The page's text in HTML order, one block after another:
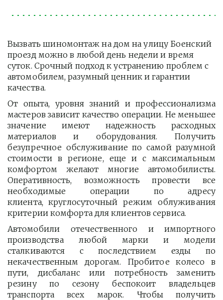
Вызвать шиномонтаж на дом на улицу Боенский
проезд можно в любой день недели и время
суток. Срочный подход к устранению проблем с
автомобилем, разумный ценник и гарантии
качества.
От опыта, уровня знаний и профессионализма
мастеров зависит качество операции. Не меньшее
значение имеют надежность расходных
материалов и оборудования. Получить
безупречное обслуживание по самой разумной
стоимости в регионе, еще и с максимальным
комфортом желают многие автомобилисты.
Оперативность, возможность провести все
необходимые операции по адресу
клиента, круглосуточный режим облуживания
критерии комфорта для клиентов сервиса.
Автомобили отечественного и импортного
производства любой марки и модели
сталкиваются с последствием езды по
некачественным дорогам. Пробитое колесо в
пути, дисбаланс или потребность заменить
резину по сезону беспокоит владельцев
транспорта всех марок. Чтобы получить